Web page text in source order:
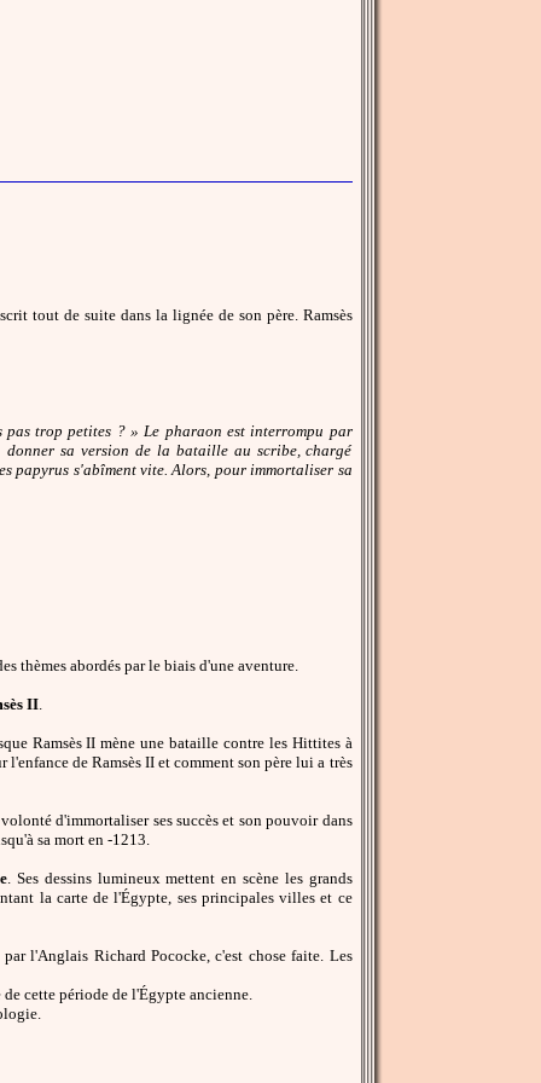
tout de suite dans la lignée de son père. Ramsès
pas trop petites ? » Le pharaon est interrompu par
sa version de la bataille au scribe, chargé
papyrus s'abîment vite. Alors, pour immortaliser sa
thèmes abordés par le biais d'une aventure.
II.
Ramsès II mène une bataille contre les Hittites à
de Ramsès II et comment son père lui a très
d'immortaliser ses succès et son pouvoir dans
sa mort en -1213.
. Ses dessins lumineux mettent en scène les grands
la carte de l'Égypte, ses principales villes et ce
l'Anglais Richard Pococke, c'est chose faite. Les
cette période de l'Égypte ancienne.